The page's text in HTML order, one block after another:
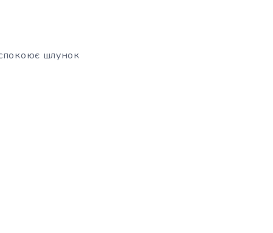
шлунок